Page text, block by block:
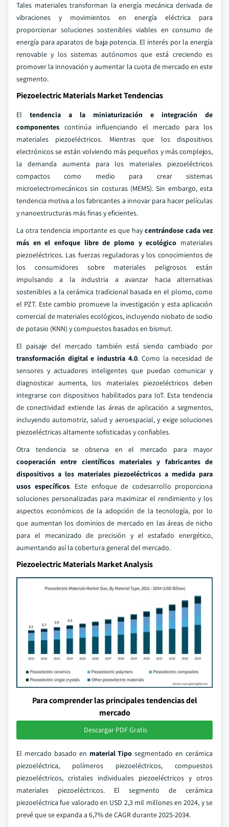
Tales materiales transforman la energía mecánica derivada de
vibraciones y movimientos en energía eléctrica para
proporcionar soluciones sostenibles viables en consumo de
energía para aparatos de baja potencia. El interés por la energía
renovable y los sistemas autónomos que está creciendo es
promover la innovación y aumentar la cuota de mercado en este
segmento.
Piezoelectric Materials Market Tendencias
El tendencia a la miniaturización e integración de
componentes continúa influenciando el mercado para los
materiales piezoeléctricos. Mientras que los dispositivos
electrónicos se están volviendo más pequeños y más complejos,
la demanda aumenta para los materiales piezoeléctricos
compactos como medio para crear sistemas
microelectromecánicos sin costuras (MEMS). Sin embargo, esta
tendencia motiva a los fabricantes a innovar para hacer películas
y nanoestructuras más finas y eficientes.
La otra tendencia importante es que haycentrándose cada vez
más en el enfoque libre de plomo y ecológico materiales
piezoeléctricos. Las fuerzas reguladoras y los conocimientos de
los consumidores sobre materiales peligrosos están
impulsando a la industria a avanzar hacia alternativas
sostenibles a la cerámica tradicional basada en el plomo, como
el PZT. Este cambio promueve la investigación y esta aplicación
comercial de materiales ecológicos, incluyendo niobato de sodio
de potasio (KNN) y compuestos basados en bismut.
El paisaje del mercado también está siendo cambiado por
transformación digital e industria 4.0. Como la necesidad de
sensores y actuadores inteligentes que puedan comunicar y
diagnosticar aumenta, los materiales piezoeléctricos deben
integrarse con dispositivos habilitados para IoT. Esta tendencia
de conectividad extiende las áreas de aplicación a segmentos,
incluyendo automotriz, salud y aeroespacial, y exige soluciones
piezoeléctricas altamente sofisticadas y confiables.
Otra tendencia se observa en el mercado para mayor
cooperación entre científicos materiales y fabricantes de
dispositivos a los materiales piezoeléctricos a medida para
usos específicos. Este enfoque de codesarrollo proporciona
soluciones personalizadas para maximizar el rendimiento y los
aspectos económicos de la adopción de la tecnología, por lo
que aumentan los dominios de mercado en las áreas de nicho
para el mecanizado de precisión y el estafado energético,
aumentando así la cobertura general del mercado.
Piezoelectric Materials Market Analysis
Para comprender las principales tendencias del
mercado
Descargar PDF Gratis
El mercado basado en material Tipo segmentado en cerámica
piezoeléctrica, polímeros piezoeléctricos, compuestos
piezoeléctricos, cristales individuales piezoeléctricos y otros
materiales piezoeléctricos. El segmento de cerámica
piezoeléctrica fue valorado en USD 2,3 mil millones en 2024, y se
prevé que se expanda a 6,7% de CAGR durante 2025-2034.